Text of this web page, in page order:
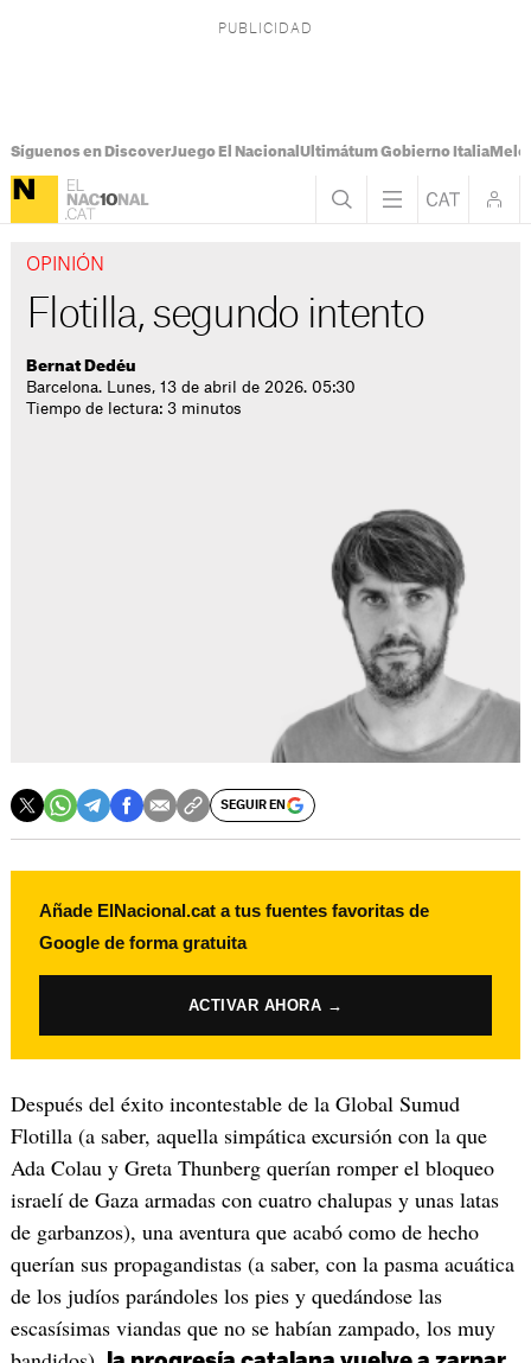
Síguenos en DiscoverJuego El Nacional Ultimátum Gobierno Italia
OPINIÓN
Flotilla, segundo intento
Bernat Dedéu
Barcelona. Lunes, 13 de abril de 2026. 05:30
Tiempo de lectura: 3 minutos
SEGUIR EN
Añade ElNacional.cat a tus fuentes favoritas de
Google de forma gratuita
ACTIVAR AHORA →
Después del éxito incontestable de la Global Sumud
Flotilla (a saber, aquella simpática excursión con la que
Ada Colau y Greta Thunberg querían romper el bloqueo
israelí de Gaza armadas con cuatro chalupas y unas latas
de garbanzos), una aventura que acabó como de hecho
querían sus propagandistas (a saber, con la pasma acuática
de los judíos parándoles los pies y quedándose las
escasísimas viandas que no se habían zampado, los muy